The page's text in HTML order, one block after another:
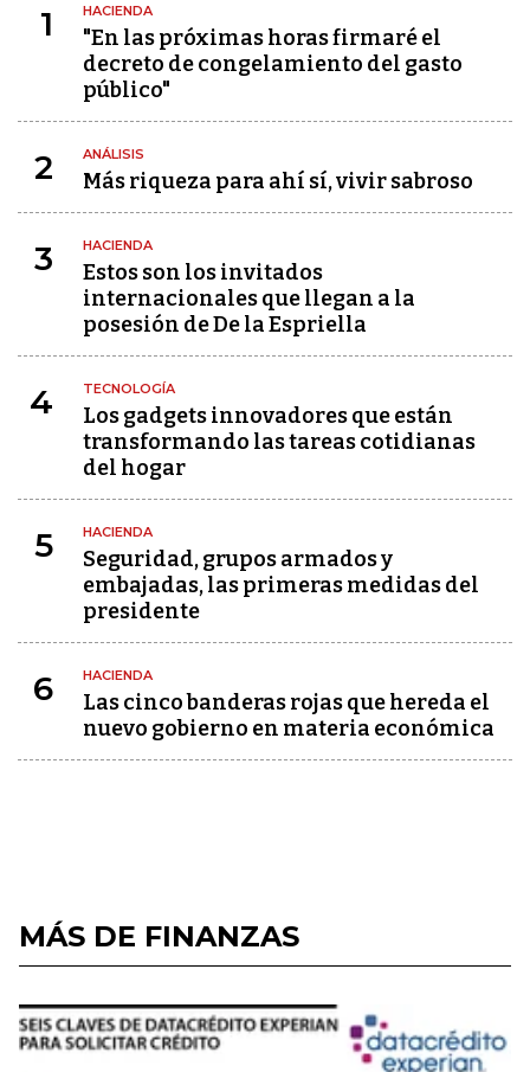
1 HACIENDA
"En las próximas horas firmaré el
decreto de congelamiento del gasto
público"
2 ANÁLISIS
Más riqueza para ahí sí, vivir sabroso
3 HACIENDA
Estos son los invitados
internacionales que llegan a la
posesión de De la Espriella
4 TECNOLOGÍA
Los gadgets innovadores que están
transformando las tareas cotidianas
del hogar
5 HACIENDA
Seguridad, grupos armados y
embajadas, las primeras medidas del
presidente
6 HACIENDA
Las cinco banderas rojas que hereda el
nuevo gobierno en materia económica
MÁS DE FINANZAS